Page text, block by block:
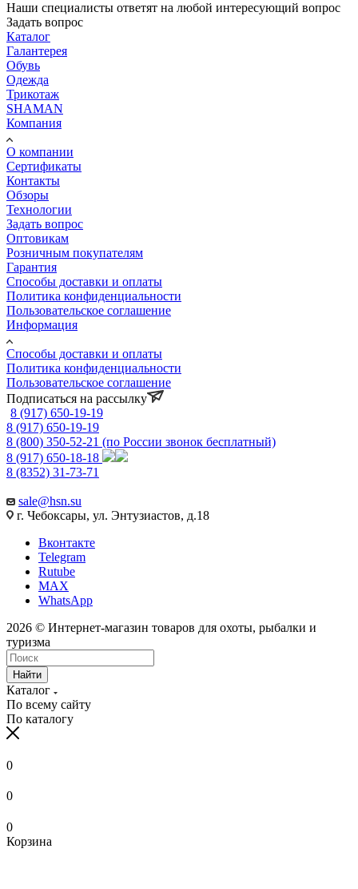
Наши специалисты ответят на любой интересующий вопрос
Задать вопрос
Каталог
Галантерея
Обувь
Одежда
Трикотаж
SHAMAN
Компания
О компании
Сертификаты
Контакты
Обзоры
Технологии
Задать вопрос
Оптовикам
Розничным покупателям
Гарантия
Способы доставки и оплаты
Политика конфиденциальности
Пользовательское соглашение
Информация
Способы доставки и оплаты
Политика конфиденциальности
Пользовательское соглашение
Подписаться на рассылку
8 (917) 650-19-19
8 (917) 650-19-19
8 (800) 350-52-21 (по России звонок бесплатный)
8 (917) 650-18-18
8 (8352) 31-73-71
sale@hsn.su
г. Чебоксары, ул. Энтузиастов, д.18
Вконтакте
Telegram
Rutube
MAX
WhatsApp
2026 © Интернет-магазин товаров для охоты, рыбалки и
туризма
Найти
Каталог
По всему сайту
По каталогу
0
0
0
Корзина